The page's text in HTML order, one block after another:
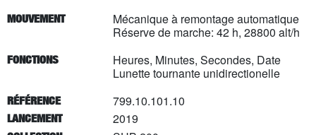
MOUVEMENT
Mécanique à remontage automatique
Réserve de marche: 42 h, 28800 alt/h
FONCTIONS
Heures, Minutes, Secondes, Date
Lunette tournante unidirectionelle
RÉFÉRENCE 799.10.101.10
LANCEMENT 2019